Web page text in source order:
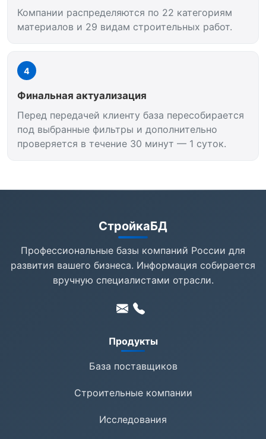
Компании распределяются по 22 категориям
материалов и 29 видам строительных работ.
4
Финальная актуализация
Перед передачей клиенту база пересобирается
под выбранные фильтры и дополнительно
проверяется в течение 30 минут — 1 суток.
СтройкаБД
Профессиональные базы компаний России для
развития вашего бизнеса. Информация собирается
вручную специалистами отрасли.
Продукты
База поставщиков
Строительные компании
Исследования